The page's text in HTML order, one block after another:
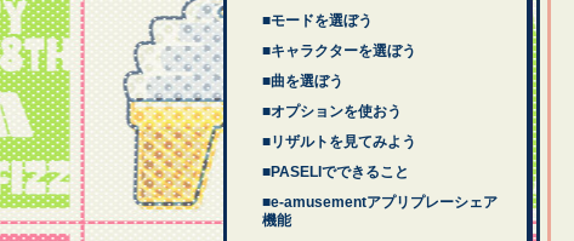
■モードを選ぼう
■キャラクターを選ぼう
■曲を選ぼう
■オプションを使おう
■リザルトを見てみよう
■PASELIでできること
■e-amusementアプリプレーシェア
機能